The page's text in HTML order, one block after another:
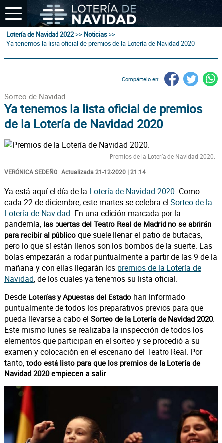
Lotería de Navidad 2022>> Noticias>>
Ya tenemos la lista oficial de premios de la Lotería de Navidad 2020
Compártelo en:
Sorteo de Navidad
Ya tenemos la lista oficial de premios
de la Lotería de Navidad 2020
Premios de la Lotería de Navidad 2020.
VERÓNICA SEDEÑO Actualizada 21-12-2020 | 21:14
Ya está aquí el día de la Lotería de Navidad 2020. Como
cada 22 de diciembre, este martes se celebra el Sorteo de la
Lotería de Navidad. En una edición marcada por la
pandemia, las puertas del Teatro Real de Madrid no se abrirán
para recibir al públicoque suele llenar el patio de butacas,
pero lo que sí están llenos son los bombos de la suerte. Las
bolas empezarán a rodar puntualmente a partir de las 9 de la
mañana y con ellas llegarán los premios de la Lotería de
Navidad, de los cuales ya tenemos su lista oficial.
Desde Loterías y Apuestas del Estadohan informado
puntualmente de todos los preparativos previos para que
pueda llevarse a cabo el Sorteo de la Lotería de Navidad 2020.
Este mismo lunes se realizaba la inspección de todos los
elementos que participan en el sorteo y se procedió a su
examen y colocación en el escenario del Teatro Real. Por
tanto,todo está listo para que los premios de la Lotería de
Navidad 2020 empiecen a salir.